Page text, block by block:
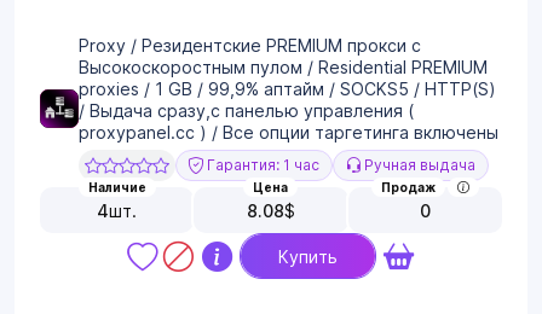
Proxy / Резидентские PREMIUM прокси с
Высокоскоростным пулом / Residential PREMIUM
proxies / 1 GB / 99,9% аптайм / SOCKS5 / HTTP(S)
/ Выдача сразу,с панелью управления (
proxypanel.cc ) / Все опции таргетинга включены
Гарантия: 1 час Ручная выдача
Наличие
4шт.
Цена
8.08$
Продаж
0
Купить